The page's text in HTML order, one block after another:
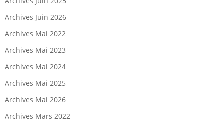
Archives Juin 2026
Archives Mai 2022
Archives Mai 2023
Archives Mai 2024
Archives Mai 2025
Archives Mai 2026
Archives Mars 2022